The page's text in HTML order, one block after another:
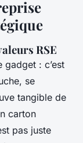
RSE
gadget : c’est
se
tangible de
carton
pas juste